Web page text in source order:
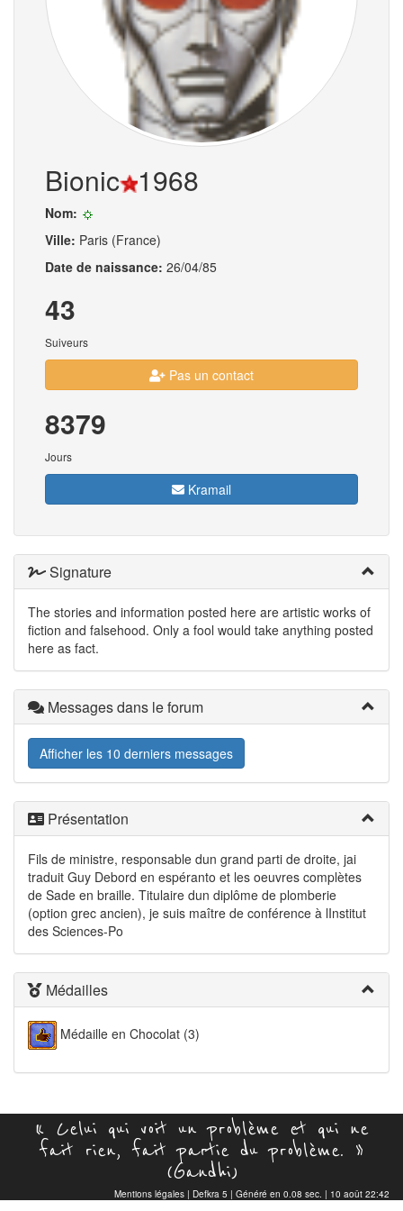
Bionic 1968
Nom:
Ville: Paris (France)
Date de naissance: 26/04/85
43
Suiveurs
Pas un contact
8379
Jours
Kramail
Signature
The stories and information posted here are artistic works of
fiction and falsehood. Only a fool would take anything posted
here as fact.
Messages dans le forum
Afficher les 10 derniers messages
Présentation
Fils de ministre, responsable dun grand parti de droite, jai
traduit Guy Debord en espéranto et les oeuvres complètes
de Sade en braille. Titulaire dun diplôme de plomberie
(option grec ancien), je suis maître de conférence à lInstitut
des Sciences-Po
Médailles
Médaille en Chocolat (3)
« Celui qui voit un problème et qui ne
fait rien, fait partie du problème. »
(Gandhi)
Mentions légales | Defkra 5 | Généré en 0.08 sec. | 10 août 22:42